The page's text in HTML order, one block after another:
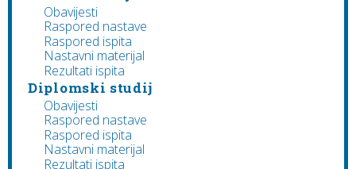
Obavijesti
Raspored nastave
Raspored ispita
Nastavni materijal
Rezultati ispita
Diplomski studij
Obavijesti
Raspored nastave
Raspored ispita
Nastavni materijal
Rezultati ispita